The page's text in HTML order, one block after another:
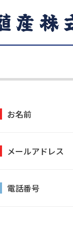
お名前
メールアドレス
電話番号